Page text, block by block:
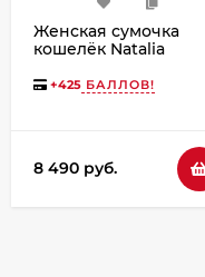
Женская сумочка
кошелёк Natalia
«Ким» Птица зеленая
+425 БАЛЛОВ!
8 490 руб.